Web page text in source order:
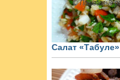
Салат «Табуле»